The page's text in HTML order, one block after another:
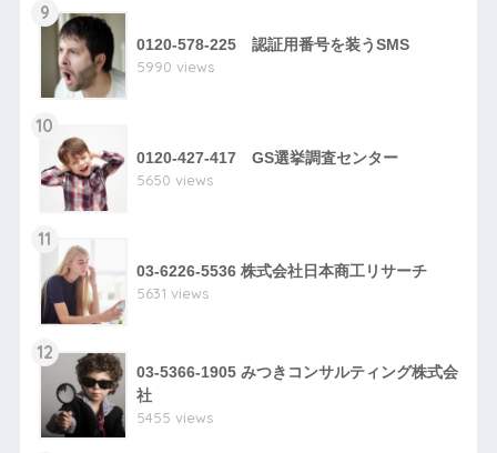
9
0120-578-225 認証用番号を装うSMS
5990 views
10
0120-427-417 GS選挙調査センター
5650 views
11
03-6226-5536 株式会社日本商工リサーチ
5631 views
12
03-5366-1905 みつきコンサルティング株式会
社
5455 views